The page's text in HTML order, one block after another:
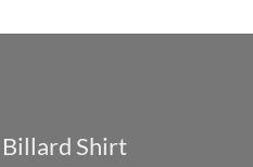
Billard Shirt